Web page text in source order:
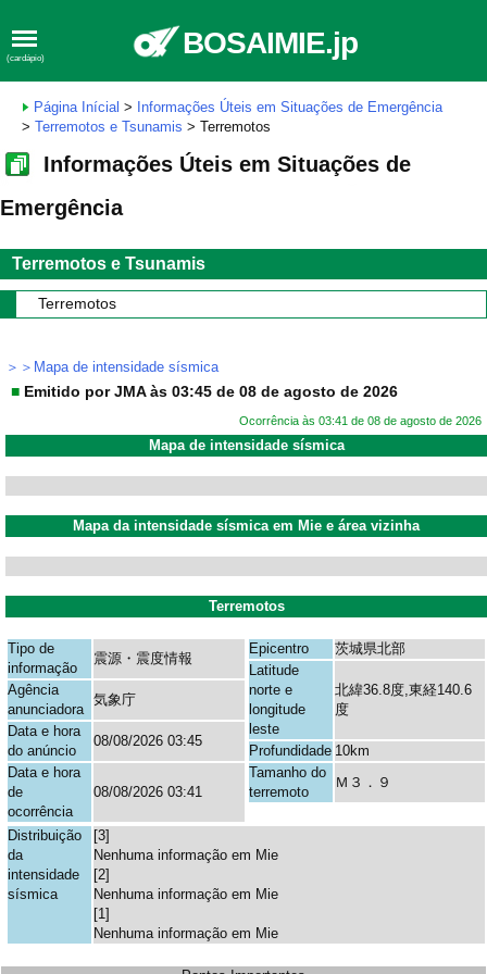
(cardápio) BOSAIMIE.jp
Página Inícial > Informações Úteis em Situações de Emergência
> Terremotos e Tsunamis > Terremotos
Informações Úteis em Situações de
Emergência
Terremotos e Tsunamis
Terremotos
＞＞Mapa de intensidade sísmica
■ Emitido por JMA às 03:45 de 08 de agosto de 2026
Ocorrência às 03:41 de 08 de agosto de 2026
Mapa de intensidade sísmica
Mapa da intensidade sísmica em Mie e área vizinha
Terremotos
Tipo de
informação
震源・震度情報
Agência
anunciadora
気象庁
Data e hora
do anúncio
08/08/2026 03:45
Data e hora
de
ocorrência
08/08/2026 03:41
Epicentro
茨城県北部
Latitude
norte e
longitude
leste
北緯36.8度,東経140.6
度
Profundidade 10km
Tamanho do
terremoto
Ｍ３．９
Distribuição
da
intensidade
sísmica
[3]
Nenhuma informação em Mie
[2]
Nenhuma informação em Mie
[1]
Nenhuma informação em Mie